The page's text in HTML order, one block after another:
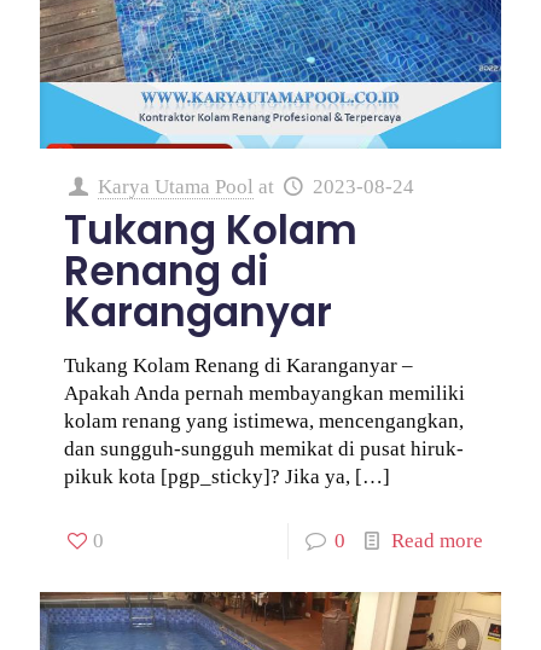
Karya Utama Pool at 2023-08-24
Tukang Kolam
Renang di
Karanganyar
Tukang Kolam Renang di Karanganyar –
Apakah Anda pernah membayangkan memiliki
kolam renang yang istimewa, mencengangkan,
dan sungguh-sungguh memikat di pusat hiruk-
pikuk kota [pgp_sticky]? Jika ya, […]
0 0 Read more